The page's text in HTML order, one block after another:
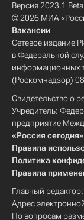
Версия 2023.1 Beta
© 2026 МИА
Вакансии
Сетевое издание
в Федеральной
информационных
(Роскомнадзор)
Свидетельство о
Учредитель:
предприятие
«Россия сегодня»
Правила
Политика
Правила
Главный редактор:
Адрес
По вопросам